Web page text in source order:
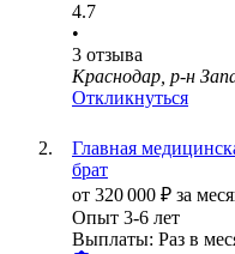
4.7
•
3 отзыва
Краснодар, р-н
Откликнуться
Главная
брат
от 320 000 ₽ за
Опыт 3-6 лет
Выплаты: Раз в